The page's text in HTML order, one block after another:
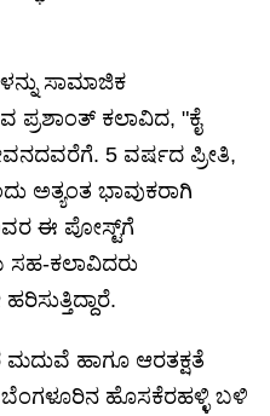
ಸಾಮಾಜಿಕ
ಪ್ರಶಾಂತ್ ಕಲಾವಿದ, "ಕೈ
5 ವರ್ಷದ ಪ್ರೀತಿ,
ಅತ್ಯಂತ ಭಾವುಕರಾಗಿ
ಈ ಪೋಸ್ಟ್‌ಗೆ
ಸಹ-ಕಲಾವಿದರು
ಮದುವೆ ಹಾಗೂ ಆರತಕ್ಷತೆ
ಬೆಂಗಳೂರಿನ ಹೊಸಕೆರಹಳ್ಳಿ ಬಳಿ